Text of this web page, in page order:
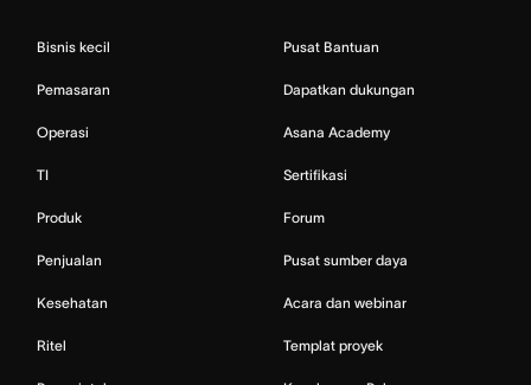
Bisnis kecil
Pemasaran
Operasi
TI
Produk
Penjualan
Kesehatan
Ritel
Pusat Bantuan
Dapatkan dukungan
Asana Academy
Sertifikasi
Forum
Pusat sumber daya
Acara dan webinar
Templat proyek